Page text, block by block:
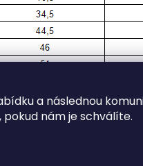
a následnou
nám je schválíte.